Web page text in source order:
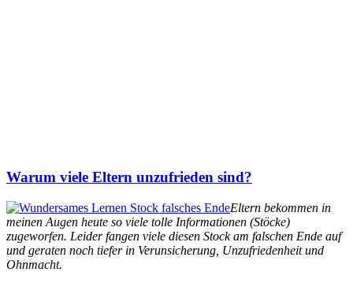
Warum viele Eltern unzufrieden sind?
Eltern bekommen in
meinen Augen heute so viele tolle Informationen (Stöcke)
zugeworfen. Leider fangen viele diesen Stock am falschen Ende auf
und geraten noch tiefer in Verunsicherung, Unzufriedenheit und
Ohnmacht.